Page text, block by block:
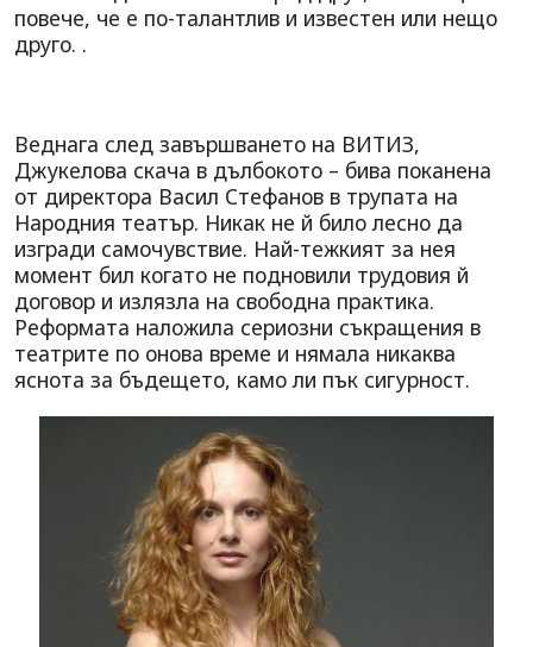
повече, че е по-талантлив и известен или нещо
друго. .
Веднага след завършването на ВИТИЗ,
Джукелова скача в дълбокото – бива поканена
от директора Васил Стефанов в трупата на
Народния театър. Никак не й било лесно да
изгради самочувствие. Най-тежкият за нея
момент бил когато не подновили трудовия й
договор и излязла на свободна практика.
Реформата наложила сериозни съкращения в
театрите по онова време и нямала никаква
яснота за бъдещето, камо ли пък сигурност.